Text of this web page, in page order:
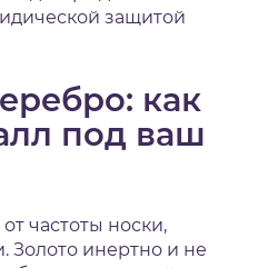
защитой
как
под ваш
частоты носки,
Золото инертно и не